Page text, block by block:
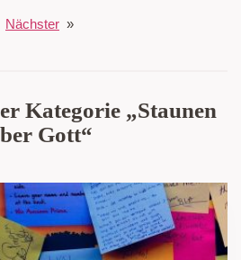
Nächster »
Kategorie „Staunen
Gott“